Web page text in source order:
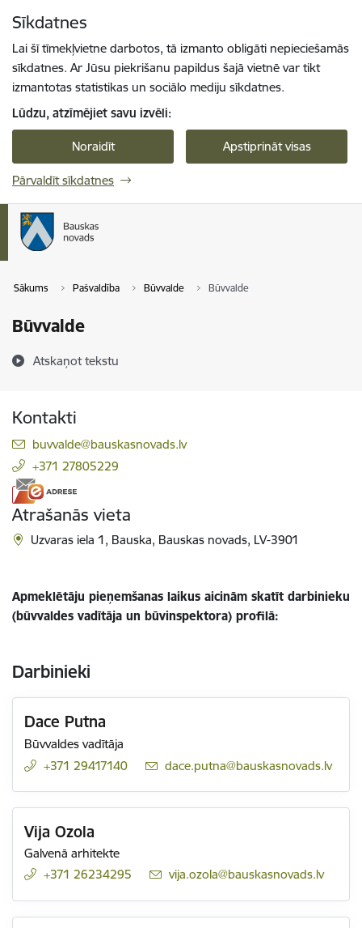
Sīkdatnes
Lai šī tīmekļvietne darbotos, tā izmanto obligāti nepieciešamās
sīkdatnes. Ar Jūsu piekrišanu papildus šajā vietnē var tikt
izmantotas statistikas un sociālo mediju sīkdatnes.
Lūdzu, atzīmējiet savu izvēli:
Noraidīt Apstiprināt visas
Pārvaldīt sīkdatnes
Sākums Pašvaldība Būvvalde Būvvalde
Būvvalde
Atskaņot tekstu
Kontakti
E-pasts:
buvvalde@bauskasnovads.lv
+371 27805229
Atrašanās vieta
Uzvaras iela 1, Bauska, Bauskas novads, LV-3901
Apmeklētāju pieņemšanas laikus aicinām skatīt darbinieku
(būvvaldes vadītāja un būvinspektora) profilā:
Darbinieki
Dace Putna
Būvvaldes vadītāja
+371 29417140
E-pasts:
dace.putna@bauskasnovads.lv
Vija Ozola
Galvenā arhitekte
+371 26234295
E-pasts:
vija.ozola@bauskasnovads.lv